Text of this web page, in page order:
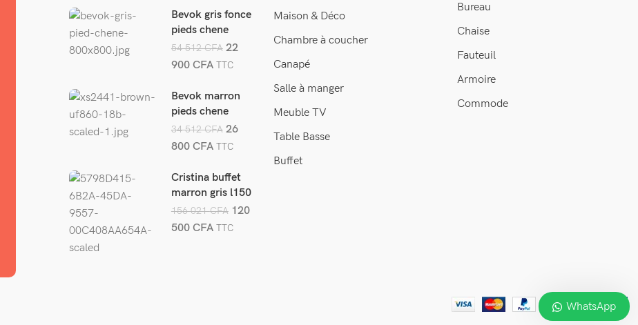
Bevok gris fonce
pieds chene
54 512CFA 22
900 CFA TTC
Bevok marron
pieds chene
34 512CFA 26
800 CFA TTC
Cristina buffet
marron gris l150
cm
156 021CFA 120
500 CFA TTC
Maison & Déco
Chambre à coucher
Canapé
Salle à manger
Meuble TV
Table Basse
Buffet
Bureau
Chaise
Fauteuil
Armoire
Commode
WhatsApp